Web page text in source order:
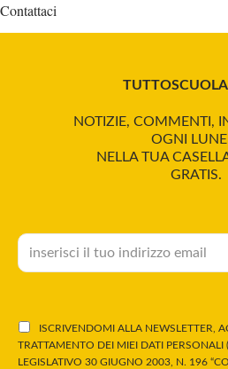
Contattaci
NOTIZIE, COMMENTI,
OGNI
NELLA TUA
GRATIS.
ISCRIVENDOMI ALLA NEWSLETTER,
TRATTAMENTO DEI MIEI DATI PERSONALI
LEGISLATIVO 30 GIUGNO 2003, N. 196